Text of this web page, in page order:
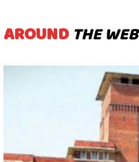
AROUND THE WEB